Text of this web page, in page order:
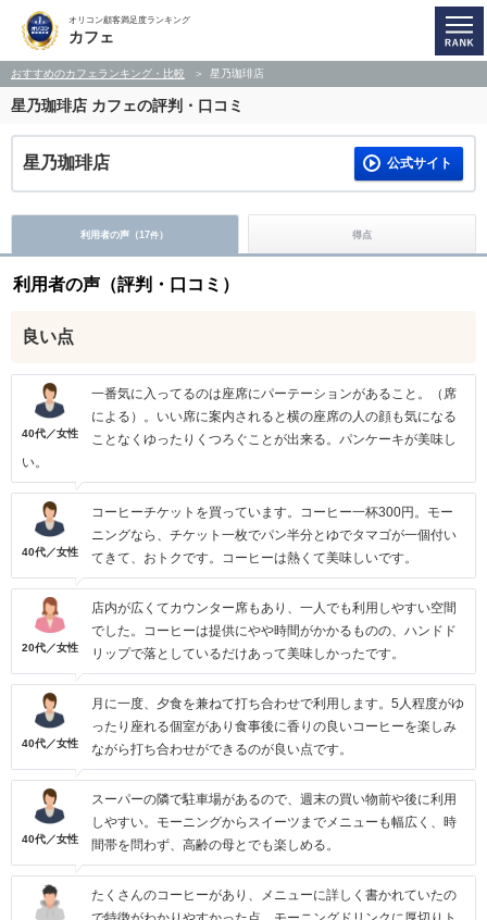
オリコン顧客満足度ランキング
カフェ
おすすめのカフェランキング・比較 星乃珈琲店
星乃珈琲店 カフェの評判・口コミ
星乃珈琲店 公式サイト
利用者の声（17件） 得点
利用者の声（評判・口コミ）
良い点
40代／女性
一番気に入ってるのは座席にパーテーションがあること。（席
による）。いい席に案内されると横の座席の人の顔も気になる
ことなくゆったりくつろぐことが出来る。パンケーキが美味し
い。
40代／女性
コーヒーチケットを買っています。コーヒー一杯300円。モー
ニングなら、チケット一枚でパン半分とゆでタマゴが一個付い
てきて、おトクです。コーヒーは熱くて美味しいです。
20代／女性
店内が広くてカウンター席もあり、一人でも利用しやすい空間
でした。コーヒーは提供にやや時間がかかるものの、ハンドド
リップで落としているだけあって美味しかったです。
40代／女性
月に一度、夕食を兼ねて打ち合わせで利用します。5人程度がゆ
ったり座れる個室があり食事後に香りの良いコーヒーを楽しみ
ながら打ち合わせができるのが良い点です。
40代／女性
スーパーの隣で駐車場があるので、週末の買い物前や後に利用
しやすい。モーニングからスイーツまでメニューも幅広く、時
間帯を問わず、高齢の母とでも楽しめる。
たくさんのコーヒーがあり、メニューに詳しく書かれていたの